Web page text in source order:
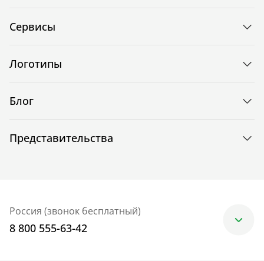
Сервисы
Логотипы
Блог
Представительства
Россия (звонок бесплатный)
8 800 555-63-42